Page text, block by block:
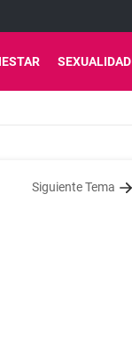
SEXUALIDAD
Siguiente Tema